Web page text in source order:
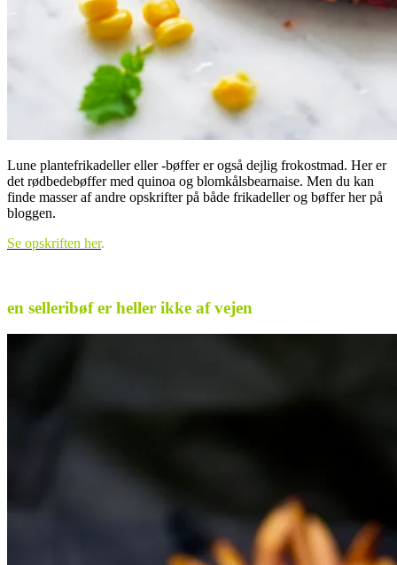
Lune plantefrikadeller eller -bøffer er også dejlig frokostmad. Her er
det rødbedebøffer med quinoa og blomkålsbearnaise. Men du kan
finde masser af andre opskrifter på både frikadeller og bøffer her på
bloggen.
Se opskriften her.
en selleribøf er heller ikke af vejen